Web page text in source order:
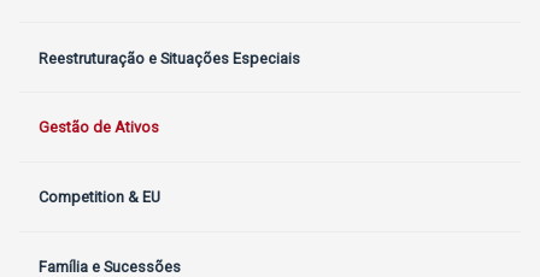
Reestruturação e Situações Especiais
Gestão de Ativos
Competition & EU
Família e Sucessões